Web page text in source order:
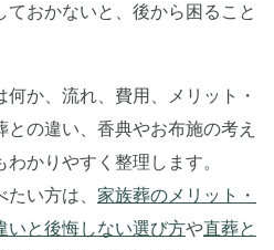
ておかないと、後から困ること
か、流れ、費用、メリット・
の違い、香典やお布施の考え
かりやすく整理します。
い方は、 家族葬のメリット・
いと後悔しない選び方や直葬と